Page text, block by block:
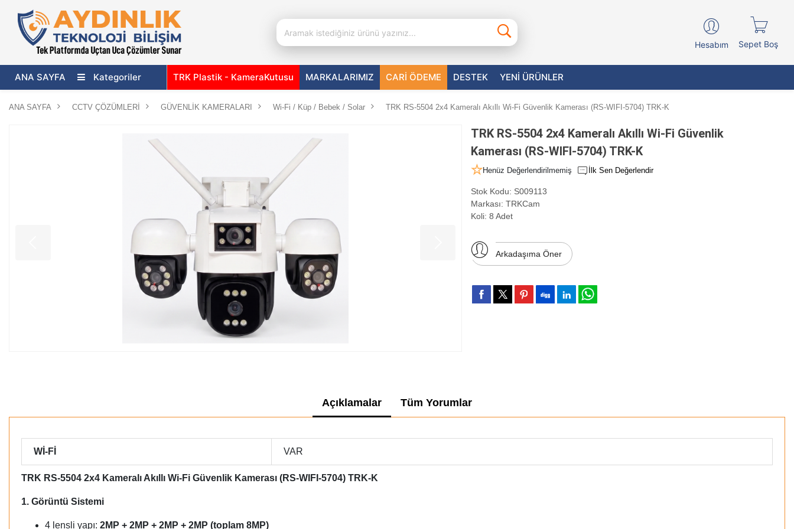
Hesabım Sepet Boş
ANA SAYFA Kategoriler TRK Plastik - KameraKutusu MARKALARIMIZ CARİ ÖDEME DESTEK YENİ ÜRÜNLER
ANA SAYFA CCTV ÇÖZÜMLERİ GÜVENLİK KAMERALARI Wi-Fi / Küp / Bebek / Solar TRK RS-5504 2x4 Kameralı Akıllı Wi-Fi Güvenlik Kamerası (RS-WIFI-5704) TRK-K
TRK RS-5504 2x4 Kameralı Akıllı Wi-Fi Güvenlik
Kamerası (RS-WIFI-5704) TRK-K
Henüz Değerlendirilmemiş İlk Sen Değerlendir
Stok Kodu: S009113
Markası: TRKCam
Koli: 8 Adet
Arkadaşıma Öner
Açıklamalar Tüm Yorumlar
Wİ-Fİ VAR
TRK RS-5504 2x4 Kameralı Akıllı Wi-Fi Güvenlik Kamerası (RS-WIFI-5704) TRK-K
1. Görüntü Sistemi
4 lensli yapı: 2MP + 2MP + 2MP + 2MP (toplam 8MP)